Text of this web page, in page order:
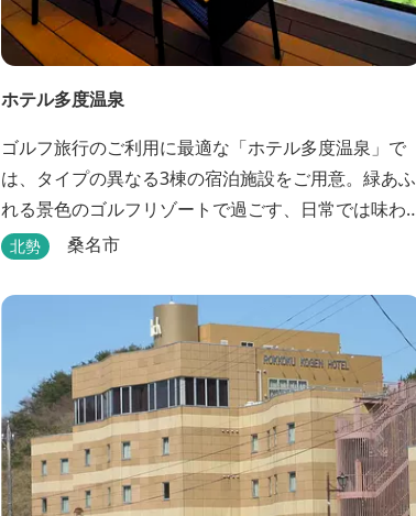
ホテル多度温泉
ゴルフ旅行のご利用に最適な「ホテル多度温泉」で
は、タイプの異なる3棟の宿泊施設をご用意。緑あふ
れる景色のゴルフリゾートで過ごす、日常では味わ
えない優雅なリゾートステイをお楽しみ下さい。
北勢 桑名市